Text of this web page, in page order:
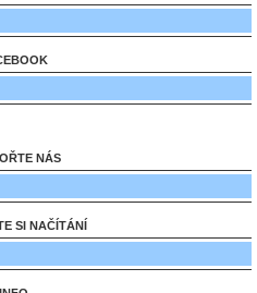
NÁS
SI NAČÍTÁNÍ